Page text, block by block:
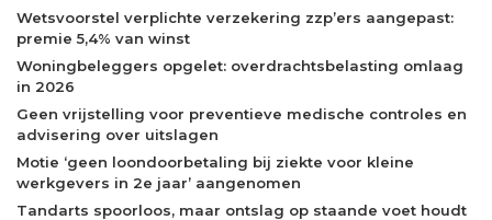
Wetsvoorstel verplichte verzekering zzp’ers aangepast:
premie 5,4% van winst
Woningbeleggers opgelet: overdrachtsbelasting omlaag
in 2026
Geen vrijstelling voor preventieve medische controles en
advisering over uitslagen
Motie ‘geen loondoorbetaling bij ziekte voor kleine
werkgevers in 2e jaar’ aangenomen
Tandarts spoorloos, maar ontslag op staande voet houdt